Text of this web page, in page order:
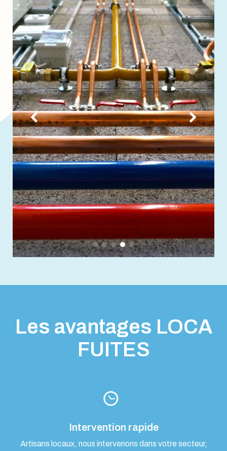
Les avantages LOCA
FUITES
Intervention rapide
Artisans locaux, nous intervenons dans votre secteur,